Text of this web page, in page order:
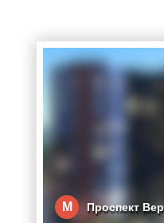
М Проспект